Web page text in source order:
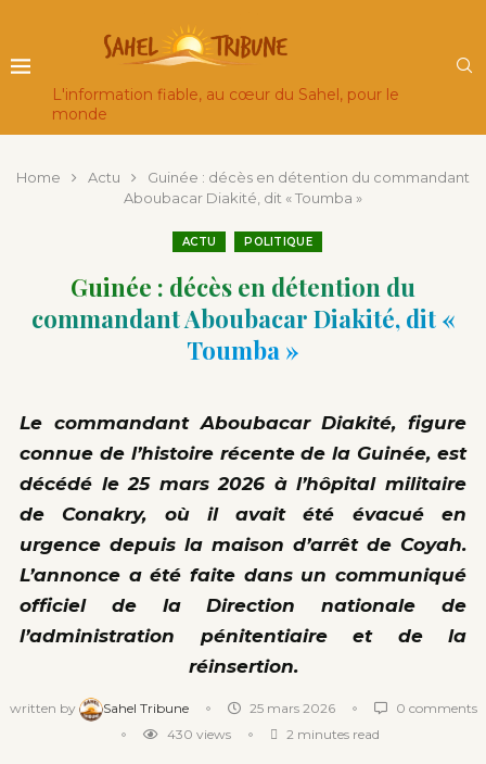
L'information fiable, au cœur du Sahel, pour le
monde
Home Actu
Guinée : décès en détention du commandant
Aboubacar Diakité, dit « Toumba »
ACTU POLITIQUE
Guinée : décès en détention du
commandant Aboubacar Diakité, dit «
Toumba »
Le commandant Aboubacar Diakité, figure
connue de l’histoire récente de la Guinée, est
décédé le 25 mars 2026 à l’hôpital militaire
de Conakry, où il avait été évacué en
urgence depuis la maison d’arrêt de Coyah.
L’annonce a été faite dans un communiqué
officiel de la Direction nationale de
l’administration pénitentiaire et de la
réinsertion.
written by Sahel Tribune 25 mars 2026
0 comments
430 views 2 minutes read